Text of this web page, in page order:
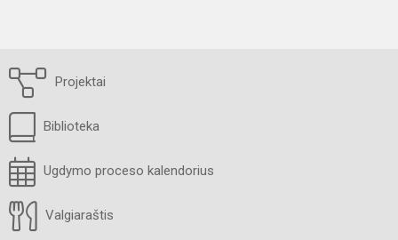
Projektai
Biblioteka
Ugdymo proceso kalendorius
Valgiaraštis